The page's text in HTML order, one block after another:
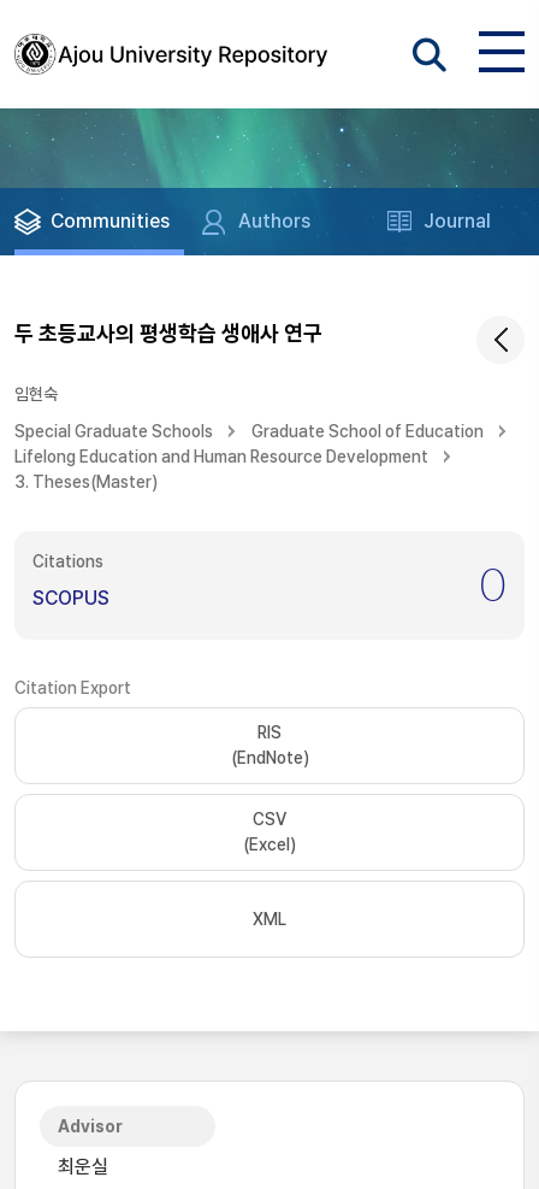
Communities Authors Journal
두 초등교사의 평생학습 생애사 연구
임현숙
Special Graduate Schools
Graduate School of Education
Lifelong Education and Human Resource Development
3. Theses(Master)
Citations
SCOPUS 0
Citation Export
RIS
(EndNote)
CSV
(Excel)
XML
Advisor
최운실